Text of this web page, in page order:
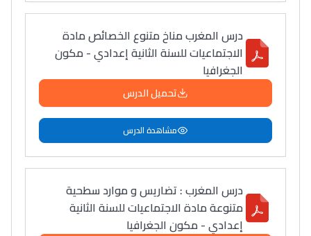
درس المغرب مناخ متنوع الخصائص مادة
الاجتماعيات للسنة الثانية إعدادي - مكون
الجغرافيا
تحميل الدرس
مشاهدة الدرس
درس المغرب : تضاريس و موارد سطحية
متنوعة مادة الاجتماعيات للسنة الثانية
إعدادي - مكون الجغرافيا